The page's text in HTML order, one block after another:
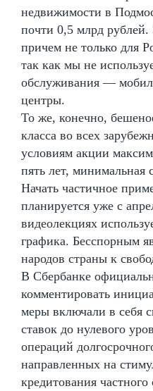
недвижимости в
почти 0,5 млрд
причем не только для
так как мы не
обслуживания —
центры.
То же, конечно,
класса во всех
условиям акции
пять лет,
Начать частичное
планируется уже с
видеолекциях
графика. Бесспорным
народов страны к
В Сбербанке
комментировать
меры включали в себя
ставок до нулевого
операций
направленных на
кредитования